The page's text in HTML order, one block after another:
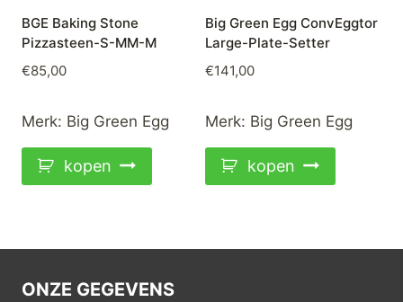
BGE Baking Stone
Pizzasteen-S-MM-M
€85,00
Merk: Big Green Egg
kopen
Big Green Egg ConvEggtor
Large-Plate-Setter
€141,00
Merk: Big Green Egg
kopen
ONZE GEGEVENS